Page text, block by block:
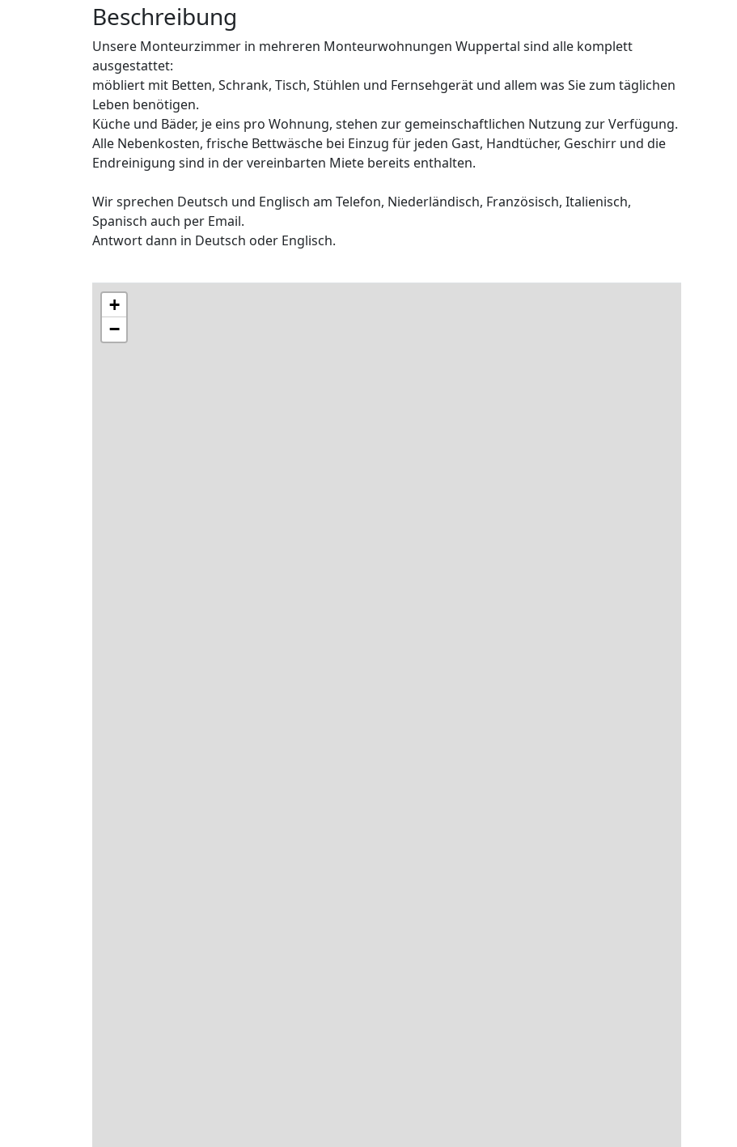
Beschreibung
Unsere Monteurzimmer in mehreren Monteurwohnungen Wuppertal sind alle komplett
ausgestattet:
möbliert mit Betten, Schrank, Tisch, Stühlen und Fernsehgerät und allem was Sie zum täglichen
Leben benötigen.
Küche und Bäder, je eins pro Wohnung, stehen zur gemeinschaftlichen Nutzung zur Verfügung.
Alle Nebenkosten, frische Bettwäsche bei Einzug für jeden Gast, Handtücher, Geschirr und die
Endreinigung sind in der vereinbarten Miete bereits enthalten.
Wir sprechen Deutsch und Englisch am Telefon, Niederländisch, Französisch, Italienisch,
Spanisch auch per Email.
Antwort dann in Deutsch oder Englisch.
+
−